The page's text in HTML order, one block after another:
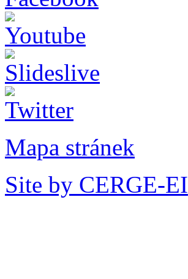
Mapa stránek
Site by CERGE-EI